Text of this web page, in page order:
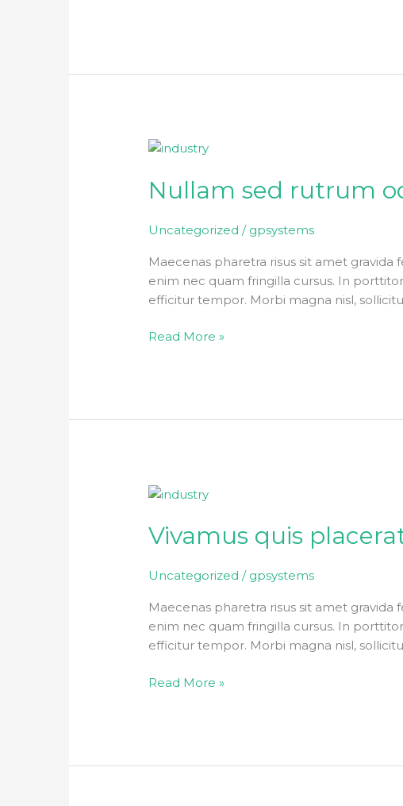
Nullam sed rutrum
Uncategorized / gpsystems
Maecenas pharetra risus sit amet
enim nec quam fringilla cursus. In
efficitur tempor. Morbi magna nisl,
Nullam
rutrum
Read More »
Vivamus quis
Uncategorized / gpsystems
Maecenas pharetra risus sit amet
enim nec quam fringilla cursus. In
efficitur tempor. Morbi magna nisl,
Vivamus
placerat
Read More »